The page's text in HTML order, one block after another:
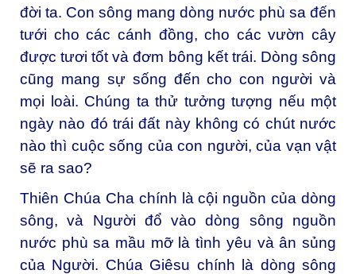
đời ta. Con sông mang dòng nước phù sa đến
tưới cho các cánh đồng, cho các vườn cây
được tươi tốt và đơm bông kết trái. Dòng sông
cũng mang sự sống đến cho con người và
mọi loài. Chúng ta thử tưởng tượng nếu một
ngày nào đó trái đất này không có chút nước
nào thì cuộc sống của con người, của vạn vật
sẽ ra sao?
Thiên Chúa Cha chính là cội nguồn của dòng
sông, và Người đổ vào dòng sông nguồn
nước phù sa mầu mỡ là tình yêu và ân sủng
của Người. Chúa Giêsu chính là dòng sông